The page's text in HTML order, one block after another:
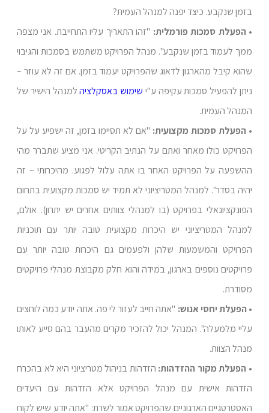
בזמן שנקבע. כיצד יפנה למנהל העמית?
• הפעלת סמכות פורמלית: "זהו התאריך עליו התחייבת. אני מצפה
ממך לעמוד בזמן שנקבע". מנהל הפרויקט משתמש בסמכות והגיבוי
שהוא קיבל מהארגון לדאוג שהפרויקט יעמוד בזמן. אם זה לא עוזר –
ניתן להפעיל סמכות עקיפה ע"י שימוש באסקלציהלמנהל הישיר של
המנהל העמית.
• הפעלת סמכות מקצועית: "אם לא תסיימו בזמן, זה ישפיע על על
הפרויקט כולו מאחר ואתם על הנתיב הקריטי. אני מציע שתברר מהי
ההשפעה על הפרויקט האחר בו אתה עלול לפגוע. מהיכרותי – זה
יהיה בסדר". למנהל המטריציוני לא תמיד יש סמכות מקצועית בתחום
הפונקציונאלי בפרויקט (בו למנהלי צוותים אחרים יש יתרון). אולם,
למנהל המטריציוני יש היכרות מקצועית טובה יותר עם תוכניות
הפרויקט והמשמעות שלהן ולפעמים גם היכרות טובה יותר עם
פרויקטים נוספים בארגון, במידה והוא חלק מקבוצת מנהלי פרויקטים
מסודרת.
• הפעלת יחסי אנוש: "אתה חייב לעזור לי פה. אתה יודע כמה לוחצים
עליי מלמעלה". המנהל יכול להזכיר מקרים מהעבר בהם סייע לאותו
מנהל הצוות.
• הפעלת מקור ההזדהות: הזדהות בניהול מטריציוני היא לא בהכרח
הזדהות אישית עם מנהל הפרויקט אלא הזדהות עם היעדים
האסטרטגיים הארגוניים שהפרויקט אמור לשרת: "אתה יודע שיש לקוח